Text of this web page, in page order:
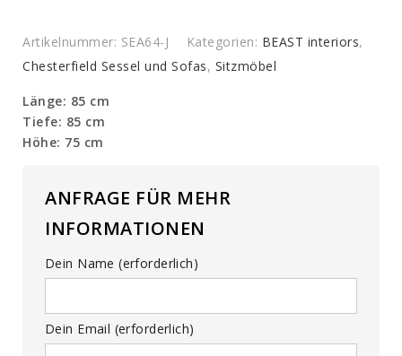
Artikelnummer: SEA64-J Kategorien: BEAST interiors,
Chesterfield Sessel und Sofas, Sitzmöbel
Länge: 85 cm
Tiefe: 85 cm
Höhe: 75 cm
ANFRAGE FÜR MEHR
INFORMATIONEN
Dein Name (erforderlich)
Dein Email (erforderlich)